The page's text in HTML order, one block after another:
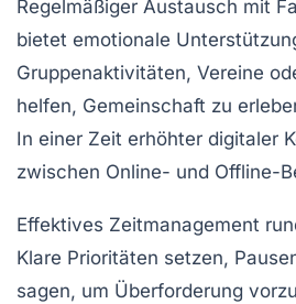
Regelmäßiger Austausch mit
bietet emotionale
Gruppenaktivitäten, Vereine
helfen, Gemeinschaft zu
In einer Zeit erhöhter digitaler
zwischen Online- und Offline-
Effektives Zeitmanagement
Klare Prioritäten setzen,
sagen, um Überforderung